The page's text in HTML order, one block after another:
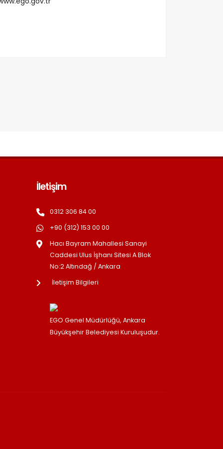
İletişim
0312 306 84 00
+90 (312) 153 00 00
Hacı Bayram Mahallesi Sanayi
Caddesi Ulus İşhanı Sitesi A Blok
No:2 Altındağ / Ankara
İletişim Bilgileri
EGO Genel Müdürlüğü, Ankara
Büyükşehir Belediyesi Kuruluşudur.